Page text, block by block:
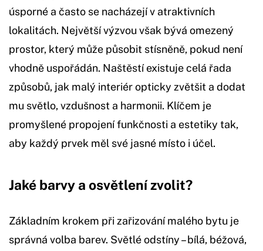
úsporné a často se nacházejí v atraktivních
lokalitách. Největší výzvou však bývá omezený
prostor, který může působit stísněně, pokud není
vhodně uspořádán. Naštěstí existuje celá řada
způsobů, jak malý interiér opticky zvětšit a dodat
mu světlo, vzdušnost a harmonii. Klíčem je
promyšlené propojení funkčnosti a estetiky tak,
aby každý prvek měl své jasné místo i účel.
Jaké barvy a osvětlení zvolit?
Základním krokem při zařizování malého bytu je
správná volba barev. Světlé odstíny – bílá, béžová,